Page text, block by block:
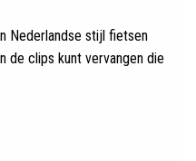
Nederlandse stijl fietsen
de clips kunt vervangen die